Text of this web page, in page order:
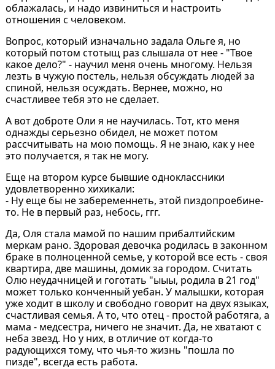
облажалась, и надо извиниться и настроить
отношения с человеком.
Вопрос, который изначально задала Ольге я, но
который потом стотыщ раз слышала от нее - "Твое
какое дело?" - научил меня очень многому. Нельзя
лезть в чужую постель, нельзя обсуждать людей за
спиной, нельзя осуждать. Вернее, можно, но
счастливее тебя это не сделает.
А вот доброте Оли я не научилась. Тот, кто меня
однажды серьезно обидел, не может потом
рассчитывать на мою помощь. Я не знаю, как у нее
это получается, я так не могу.
Еще на втором курсе бывшие одноклассники
удовлетворенно хихикали:
- Ну еще бы не забеременнеть, этой пиздопроебине-
то. Не в первый раз, небось, ггг.
Да, Оля стала мамой по нашим прибалтийским
меркам рано. Здоровая девочка родилась в законном
браке в полноценной семье, у которой все есть - своя
квартира, две машины, домик за городом. Считать
Олю неудачницей и гоготать "ыыы, родила в 21 год"
может только конченный уебан. У малышки, которая
уже ходит в школу и свободно говорит на двух языках,
счастливая семья. А то, что отец - простой работяга, а
мама - медсестра, ничего не значит. Да, не хватают с
неба звезд. Но у них, в отличие от когда-то
радующихся тому, что чья-то жизнь "пошла по
пизде", всегда есть работа.